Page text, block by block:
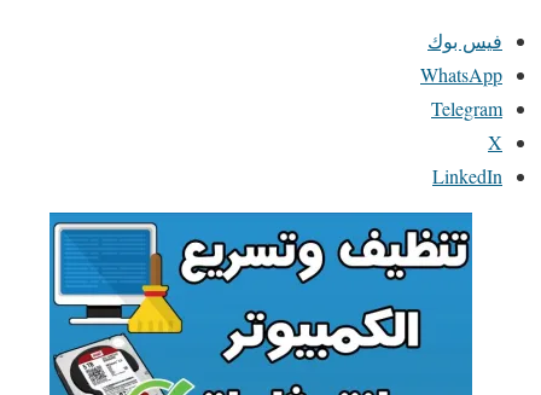
فيس بوك
WhatsApp
Telegram
X
LinkedIn